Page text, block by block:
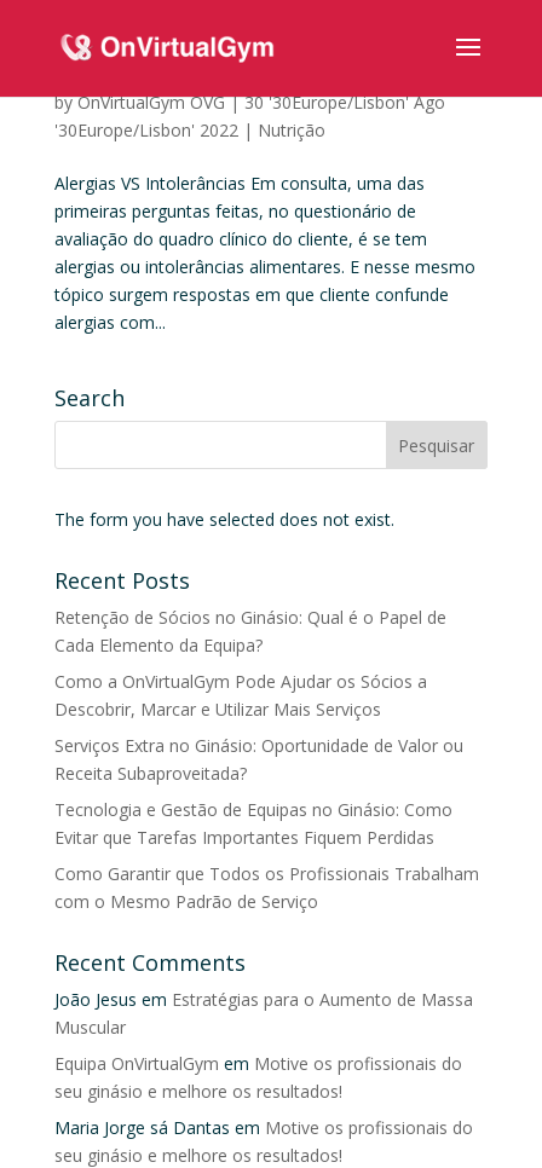
byOnVirtualGym OVG|30 '30Europe/Lisbon' Ago
'30Europe/Lisbon' 2022| Nutrição
Alergias VS Intolerâncias Em consulta, uma das
primeiras perguntas feitas, no questionário de
avaliação do quadro clínico do cliente, é se tem
alergias ou intolerâncias alimentares. E nesse mesmo
tópico surgem respostas em que cliente confunde
alergias com...
Search
The form you have selected does not exist.
Recent Posts
Retenção de Sócios no Ginásio: Qual é o Papel de
Cada Elemento da Equipa?
Como a OnVirtualGym Pode Ajudar os Sócios a
Descobrir, Marcar e Utilizar Mais Serviços
Serviços Extra no Ginásio: Oportunidade de Valor ou
Receita Subaproveitada?
Tecnologia e Gestão de Equipas no Ginásio: Como
Evitar que Tarefas Importantes Fiquem Perdidas
Como Garantir que Todos os Profissionais Trabalham
com o Mesmo Padrão de Serviço
Recent Comments
João Jesus em Estratégias para o Aumento de Massa
Muscular
Equipa OnVirtualGym em Motive os profissionais do
seu ginásio e melhore os resultados!
Maria Jorge sá Dantas em Motive os profissionais do
seu ginásio e melhore os resultados!